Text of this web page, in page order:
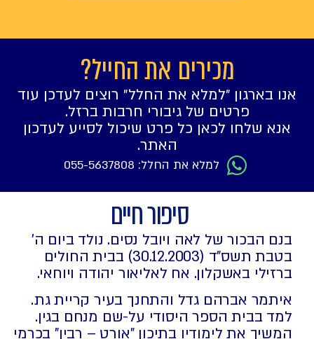
מכירים את החייל?
אנו בארגון ״למלא את החלל״ רוצים לעדכן עוד
פרטים של גיבורי חרבות ברזל.
אנא שלחו לכאן כל פרט שיכול לסייע לעדכון
האתר.
למלא את החלל: 055-5637808
סיפור חיים
בנם הבכור של לאה ויובל נסים. נולד ביום ה'
בטבת תשס"ד (30.12.2003) בבית החולים
ברזילי באשקלון. אח לאליאור יהודה ויוחאי.
איתמר אברהם גדל והתחנך בעיר קריית גת.
למד בבית הספר היסודי על-שם מנחם בגין.
המשיך את לימודיו בתיכון "אורט – רבין" בכרמי